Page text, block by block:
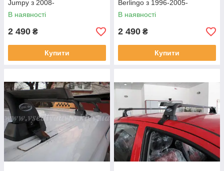
Jumpy з 2008-
В наявності
2 490 ₴
Купити
Berlingo з 1996-2005-
В наявності
2 490 ₴
Купити